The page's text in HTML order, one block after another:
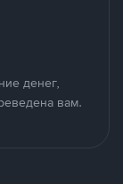
денег,
вам.